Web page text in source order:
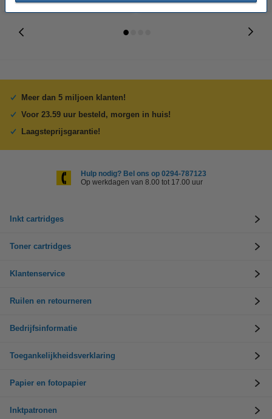
Meer dan 5 miljoen klanten!
Voor 23.59 uur besteld, morgen in huis!
Laagsteprijsgarantie!
Hulp nodig? Bel ons op 0294-787123
Op werkdagen van 8.00 tot 17.00 uur
Inkt cartridges
Toner cartridges
Klantenservice
Ruilen en retourneren
Bedrijfsinformatie
Toegankelijkheidsverklaring
Papier en fotopapier
Inktpatronen